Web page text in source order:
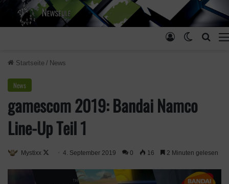
Skin
Anmelden
Startseite / News
News
gamescom 2019: Bandai Namco
Line-Up Teil 1
Mystixx 4. September 2019 0 16 2 Minuten gelesen